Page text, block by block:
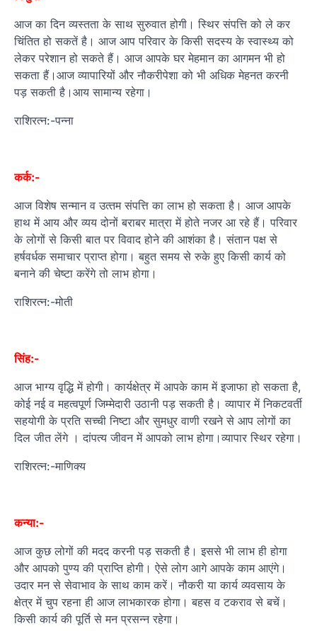
आज का दिन व्‍यस्‍तता के साथ सुरुवात होगी। स्थिर संपत्ति को ले कर
चिंतित हो सकतें है। आज आप परिवार के किसी सदस्‍य के स्‍वास्‍थ्‍य को
लेकर परेशान हो सकते हैं। आज आपके घर मेहमान का आगमन भी हो
सकता हैं।आज व्‍यापारियों और नौकरीपेशा को भी अधिक मेहनत करनी
पड़ सकती है।आय सामान्य रहेगा।
राशिरत्न:-पन्ना
कर्क:-
आज विशेष सन्मान व उत्‍तम संपत्ति का लाभ हो सकता है। आज आपके
हाथ में आय और व्‍यय दोनों बराबर मात्रा में होते नजर आ रहे हैं। परिवार
के लोगों से किसी बात पर विवाद होने की आशंका है। संतान पक्ष से
हर्षवर्धक समाचार प्राप्‍त होगा। बहुत समय से रुके हुए किसी कार्य को
बनाने की चेष्टा करेंगे तो लाभ होगा।
राशिरत्न:-मोती
सिंह:-
आज भाग्‍य वृद्धि में होगी। कार्यक्षेत्र में आपके काम में इजाफा हो सकता है,
कोई नई व महत्‍वपूर्ण जिम्‍मेदारी उठानी पड़ सकती है। व्यापार में निकटवर्ती
सहयोगी के प्रति सच्ची निष्टा और सुमधुर वाणी रखने से आप लोगों का
दिल जीत लेंगे । दांपत्‍य जीवन में आपको लाभ होगा।व्यापार स्थिर रहेगा।
राशिरत्न:-माणिक्य
कन्या:-
आज कुछ लोगों की मदद करनी पड़ सकती है। इससे भी लाभ ही होगा
और आपको पुण्‍य की प्राप्ति होगी। ऐसे लोग आगे आपके काम आएंगे।
उदार मन से सेवाभाव के साथ काम करें। नौकरी या कार्य व्यवसाय के
क्षेत्र में चुप रहना ही आज लाभकारक होगा। बहस व टकराव से बचें।
किसी कार्य की पूर्ति से मन प्रसन्‍न रहेगा।